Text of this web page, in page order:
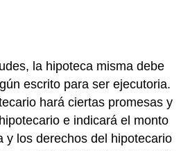
la hipoteca misma debe
escrito para ser ejecutoria.
hará ciertas promesas y
e indicará el monto
y los derechos del hipotecario